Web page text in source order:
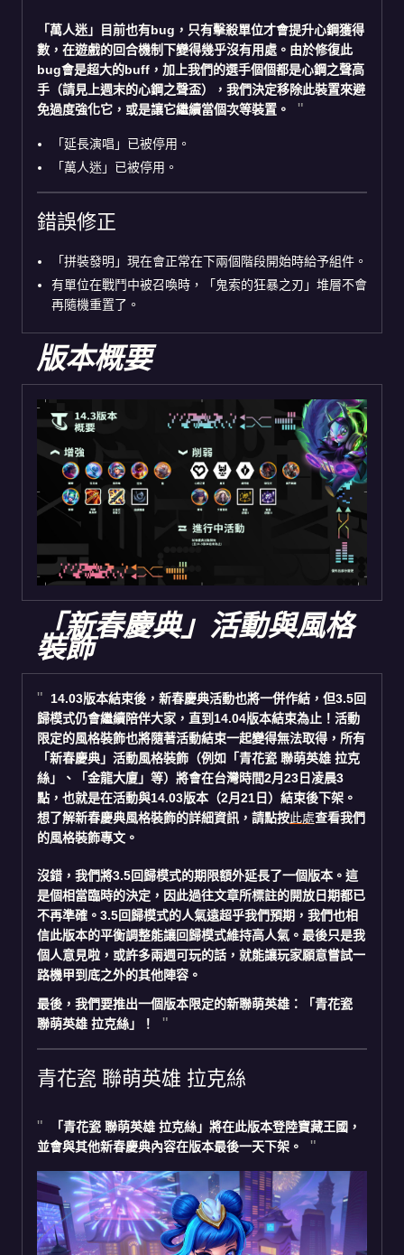
「萬人迷」目前也有bug，只有擊殺單位才會提升心鋼獲得
數，在遊戲的回合機制下變得幾乎沒有用處。由於修復此
bug會是超大的buff，加上我們的選手個個都是心鋼之聲高
手（請見上週末的心鋼之聲盃），我們決定移除此裝置來避
免過度強化它，或是讓它繼續當個次等裝置。
「延長演唱」已被停用。
「萬人迷」已被停用。
錯誤修正
「拼裝發明」現在會正常在下兩個階段開始時給予組件。
有單位在戰鬥中被召喚時，「鬼索的狂暴之刃」堆層不會
再隨機重置了。
版本概要
「新春慶典」活動與風格
裝飾
14.03版本結束後，新春慶典活動也將一併作結，但3.5回
歸模式仍會繼續陪伴大家，直到14.04版本結束為止！活動
限定的風格裝飾也將隨著活動結束一起變得無法取得，所有
「新春慶典」活動風格裝飾（例如「青花瓷 聯萌英雄 拉克
絲」、「金龍大廈」等）將會在台灣時間2月23日凌晨3
點，也就是在活動與14.03版本（2月21日）結束後下架。
想了解新春慶典風格裝飾的詳細資訊，請點按此處查看我們
的風格裝飾專文。
沒錯，我們將3.5回歸模式的期限額外延長了一個版本。這
是個相當臨時的決定，因此過往文章所標註的開放日期都已
不再準確。3.5回歸模式的人氣遠超乎我們預期，我們也相
信此版本的平衡調整能讓回歸模式維持高人氣。最後只是我
個人意見啦，或許多兩週可玩的話，就能讓玩家願意嘗試一
路機甲到底之外的其他陣容。
最後，我們要推出一個版本限定的新聯萌英雄：「青花瓷
聯萌英雄 拉克絲」！
青花瓷 聯萌英雄 拉克絲
「青花瓷 聯萌英雄 拉克絲」將在此版本登陸寶藏王國，
並會與其他新春慶典內容在版本最後一天下架。